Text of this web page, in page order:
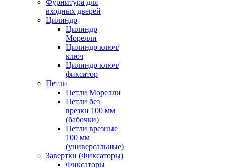
Фурнитура для
входных дверей
Цилиндр
Цилиндр
Морелли
Цилиндр ключ/
ключ
Цилиндр ключ/
фиксатор
Петли
Петли Морелли
Петли без
врезки 100 мм
(бабочки)
Петли врезные
100 мм
(универсальные)
Завертки (Фиксаторы)
Фиксаторы